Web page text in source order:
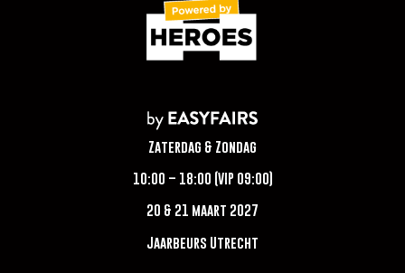
Zaterdag & Zondag
10:00 – 18:00 (VIP 09:00)
20 & 21 maart 2027
Jaarbeurs Utrecht